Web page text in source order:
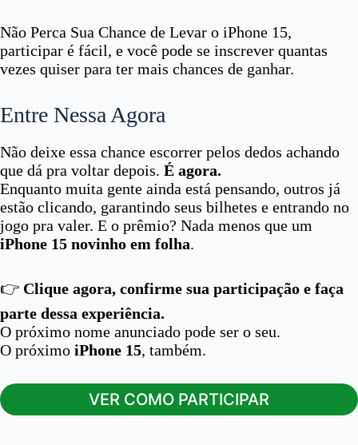
Não Perca Sua Chance de Levar o iPhone 15,
participar é fácil, e você pode se inscrever quantas
vezes quiser para ter mais chances de ganhar.
Entre Nessa Agora
Não deixe essa chance escorrer pelos dedos achando
que dá pra voltar depois. É agora.
Enquanto muita gente ainda está pensando, outros já
estão clicando, garantindo seus bilhetes e entrando no
jogo pra valer. E o prêmio? Nada menos que um
iPhone 15 novinho em folha.
👉 Clique agora, confirme sua participação e faça
parte dessa experiência.
O próximo nome anunciado pode ser o seu.
O próximo iPhone 15, também.
VER COMO PARTICIPAR